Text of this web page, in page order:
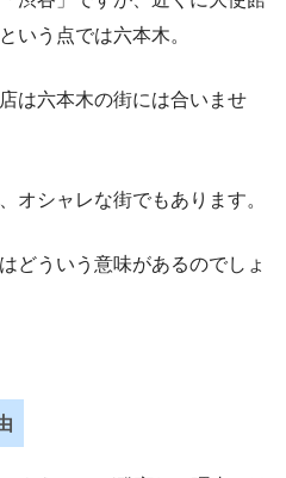
いう点では六本木。
は六本木の街には合いませ
オシャレな街でもあります。
どういう意味があるのでしょ